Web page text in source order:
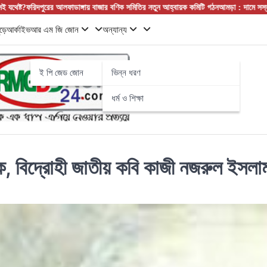
বাজার বণিক সমিতির নতুন আহ্বায়ক কমিটি গঠনআমড়া : দামে সস্তা, গুণে সেরা! নামের
আর্কাইভআর এম জি জোন
ই পি জেড জোন
অন্যান্য
ভিন্ন ধরণ
ধর্ম ও শিক্ষা
জাতীয় কবি কাজী নজরুল